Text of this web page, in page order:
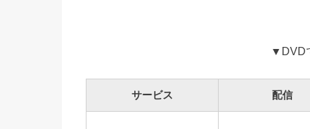
▼DVD
サービス 配信